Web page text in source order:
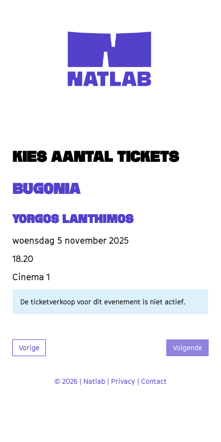
KIES AANTAL TICKETS
BUGONIA
Yorgos Lanthimos
woensdag 5 november 2025
18.20
Cinema 1
De ticketverkoop voor dit evenement is niet actief.
Vorige Volgende
© 2026 | Natlab | Privacy | Contact